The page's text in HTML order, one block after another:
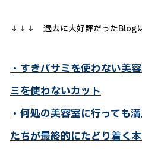
↓↓↓ 過去に大好評だった
・すきバサミを使わない美
ミを使わないカット
・何処の美容室に行っても
たちが最終的にたどり着く